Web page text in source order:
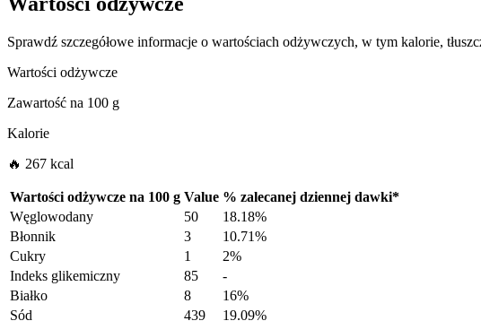
Sprawdź szczegółowe informacje o wartościach odżywczych, w tym kalorie,
Wartości odżywcze
Zawartość na 100 g
Kalorie
🔥 267 kcal
Wartości odżywcze na 100 g Value % zalecanej dziennej dawki*
Węglowodany
50
18.18%
Błonnik
3
10.71%
Cukry
1
2%
Indeks glikemiczny
85
-
Białko
8
16%
Sód
439
19.09%